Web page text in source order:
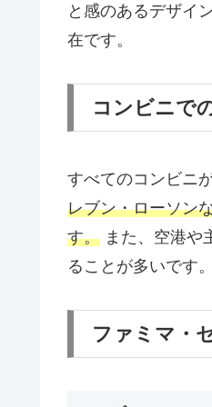
と感のあるデザイ
在です。
コンビニで
すべてのコンビニ
レブン・ローソン
す。 また、空港や
ることが多いです。
ファミマ・